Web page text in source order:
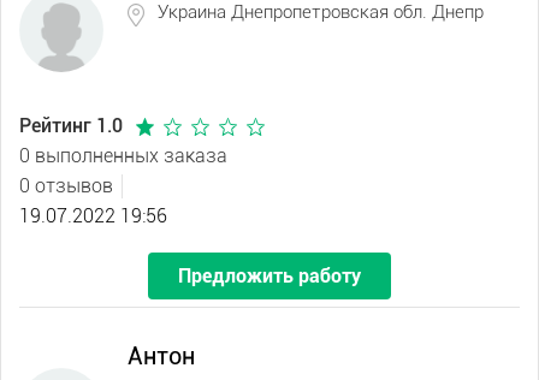
Украина Днепропетровская обл. Днепр
Рейтинг 1.0
0 выполненных заказа
0 отзывов
19.07.2022 19:56
Предложить работу
Антон